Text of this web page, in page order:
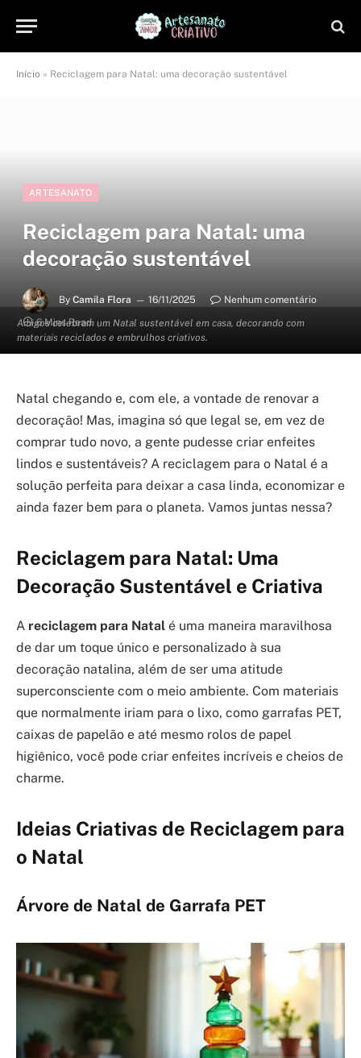
Início » Reciclagem para Natal: uma decoração sustentável
Amigos celebram um Natal sustentável em casa, decorando com
materiais reciclados e embrulhos criativos.
ARTESANATO
Reciclagem para Natal: uma
decoração sustentável
By Camila Flora 16/11/2025
Nenhum comentário
6 Mins Read
Natal chegando e, com ele, a vontade de renovar a
decoração! Mas, imagina só que legal se, em vez de
comprar tudo novo, a gente pudesse criar enfeites
lindos e sustentáveis? A reciclagem para o Natal é a
solução perfeita para deixar a casa linda, economizar e
ainda fazer bem para o planeta. Vamos juntas nessa?
Reciclagem para Natal: Uma
Decoração Sustentável e Criativa
A reciclagem para Natal é uma maneira maravilhosa
de dar um toque único e personalizado à sua
decoração natalina, além de ser uma atitude
superconsciente com o meio ambiente. Com materiais
que normalmente iriam para o lixo, como garrafas PET,
caixas de papelão e até mesmo rolos de papel
higiênico, você pode criar enfeites incríveis e cheios de
charme.
Ideias Criativas de Reciclagem para
o Natal
Árvore de Natal de Garrafa PET